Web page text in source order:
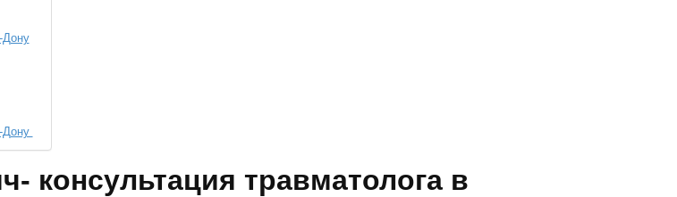
Дону
Дону
консультация травматолога в